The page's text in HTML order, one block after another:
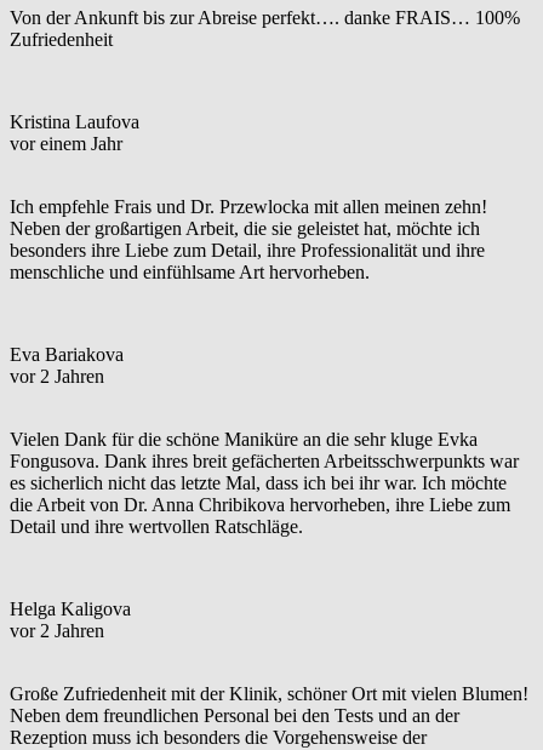
Von der Ankunft bis zur Abreise perfekt…. danke FRAIS… 100%
Zufriedenheit
Kristina Laufova
vor einem Jahr
Ich empfehle Frais und Dr. Przewlocka mit allen meinen zehn!
Neben der großartigen Arbeit, die sie geleistet hat, möchte ich
besonders ihre Liebe zum Detail, ihre Professionalität und ihre
menschliche und einfühlsame Art hervorheben.
Eva Bariakova
vor 2 Jahren
Vielen Dank für die schöne Maniküre an die sehr kluge Evka
Fongusova. Dank ihres breit gefächerten Arbeitsschwerpunkts war
es sicherlich nicht das letzte Mal, dass ich bei ihr war. Ich möchte
die Arbeit von Dr. Anna Chribikova hervorheben, ihre Liebe zum
Detail und ihre wertvollen Ratschläge.
Helga Kaligova
vor 2 Jahren
Große Zufriedenheit mit der Klinik, schöner Ort mit vielen Blumen!
Neben dem freundlichen Personal bei den Tests und an der
Rezeption muss ich besonders die Vorgehensweise der